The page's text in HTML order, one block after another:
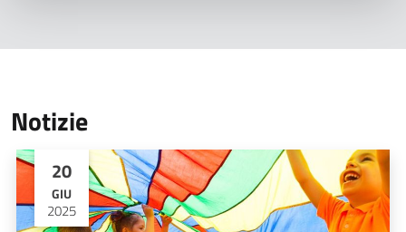
Notizie
20
GIU
2025